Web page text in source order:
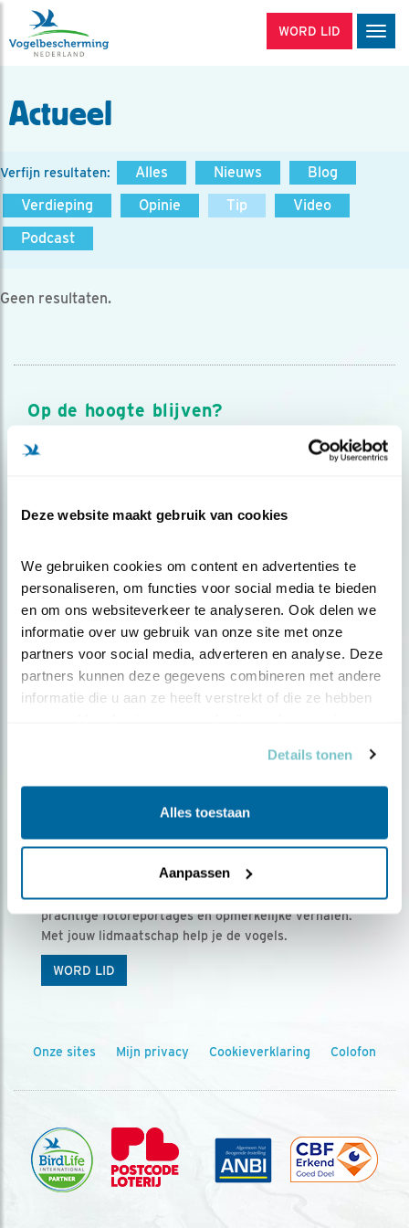
Deze website maakt gebruik van cookies
We gebruiken cookies om content en advertenties te
personaliseren, om functies voor social media te bieden
en om ons websiteverkeer te analyseren. Ook delen we
informatie over uw gebruik van onze site met onze
partners voor social media, adverteren en analyse. Deze
partners kunnen deze gegevens combineren met andere
informatie die u aan ze heeft verstrekt of die ze hebben
Details tonen
Alles toestaan
Aanpassen
WORD LID
Actueel
Verfijn resultaten: Alles Nieuws
Blog
Verdieping
Opinie Tip
Video
Podcast
Geen resultaten.
Op de hoogte blijven?
Meld je aan en ontvang nieuws, inspiratie, acties en tips
over vogels en activiteiten van Vogelbescherming.
Ontvang 5 x Vogels voor € 36,00 per jaar
Vogels is het tijdschrift voor onze leden, met
prachtige fotoreportages en opmerkelijke verhalen.
Met jouw lidmaatschap help je de vogels.
WORD LID
Onze sites Mijn privacy Cookieverklaring Colofon